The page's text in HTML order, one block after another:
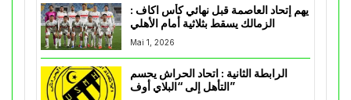
يهم إتحاد العاصمة قبل نهائي كأس اكاف :
Mai 1, 2026
الرابطة الثانية : اتحاد الحراش يحسم
التأهل إلى “البلاي أوف”